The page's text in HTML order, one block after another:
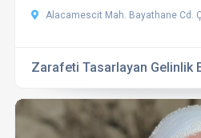
Alacamescit Mah. Bayathane Cd. Çamoğlu
Zarafeti Tasarlayan Gelinlik